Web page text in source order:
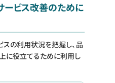
ービス改善のために
スの利用状況を把握し、品
に役立てるために利用し